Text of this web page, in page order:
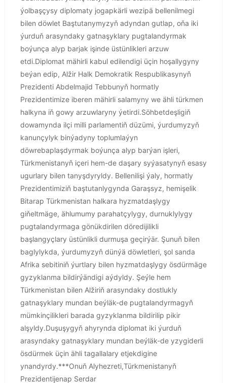
ýolbaşçysy diplomaty jogapkärli wezipä bellenilmegi
bilen döwlet Baştutanymyzyň adyndan gutlap, oňa iki
ýurduň arasyndaky gatnaşyklary pugtalandyrmak
boýunça alyp barjak işinde üstünlikleri arzuw
etdi.Diplomat mähirli kabul edilendigi üçin hoşallygyny
beýan edip, Alžir Halk Demokratik Respublikasynyň
Prezidenti Abdelmajid Tebbunyň hormatly
Prezidentimize iberen mähirli salamyny we ähli türkmen
halkyna iň gowy arzuwlaryny ýetirdi.Söhbetdeşligiň
dowamynda ilçi milli parlamentiň düzümi, ýurdumyzyň
kanunçylyk binýadyny toplumlaýyn
döwrebaplaşdyrmak boýunça alyp barýan işleri,
Türkmenistanyň içeri hem-de daşary syýasatynyň esasy
ugurlary bilen tanyşdyryldy. Bellenilişi ýaly, hormatly
Prezidentimiziň baştutanlygynda Garaşsyz, hemişelik
Bitarap Türkmenistan halkara hyzmatdaşlygy
giňeltmäge, ählumumy parahatçylygy, durnuklylygy
pugtalandyrmaga gönükdirilen döredijilikli
başlangyçlary üstünlikli durmuşa geçirýär. Şunuň bilen
baglylykda, ýurdumyzyň dünýä döwletleri, şol sanda
Afrika sebitiniň ýurtlary bilen hyzmatdaşlygy ösdürmäge
gyzyklanma bildirýändigi aýdyldy. Şeýle hem
Türkmenistan bilen Alžiriň arasyndaky dostlukly
gatnaşyklary mundan beýläk-de pugtalandyrmagyň
mümkinçilikleri barada gyzyklanma bildirilip pikir
alşyldy.Duşuşygyň ahyrynda diplomat iki ýurduň
arasyndaky gatnaşyklary mundan beýläk-de yzygiderli
ösdürmek üçin ähli tagallalary etjekdigine
ynandyrdy.***Onuň Alyhezreti,Türkmenistanyň
Prezidentijenap Serdar